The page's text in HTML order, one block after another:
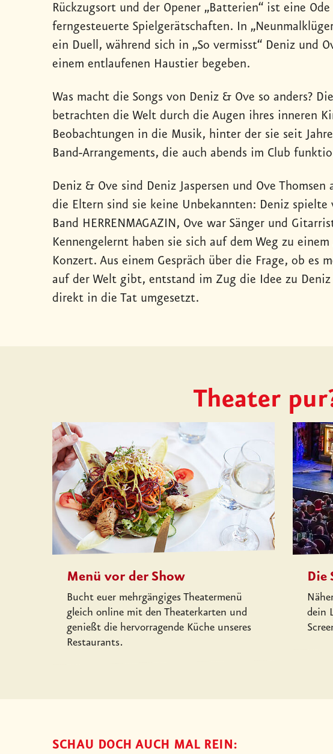
Rückzugsort und der Opener „Batterien“ ist eine
ferngesteuerte Spielgerätschaften. In
ein Duell, während sich in „So vermisst“ Deniz und
einem entlaufenen Haustier begeben.
Was macht die Songs von Deniz & Ove so anders?
betrachten die Welt durch die Augen ihres inneren
Beobachtungen in die Musik, hinter der sie seit
Band-Arrangements, die auch abends im Club
Deniz & Ove sind Deniz Jaspersen und Ove
die Eltern sind sie keine Unbekannten: Deniz spielte
Band HERRENMAGAZIN, Ove war Sänger und
Kennengelernt haben sie sich auf dem Weg zu
Konzert. Aus einem Gespräch über die Frage, ob es
auf der Welt gibt, entstand im Zug die Idee zu
direkt in die Tat umgesetzt.
Theater
Menü vor der Show
Bucht euer mehrgängiges Theatermenü
gleich online mit den Theaterkarten und
genießt die hervorragende Küche unseres
Restaurants.
Die
dein
SCHAU DOCH AUCH MAL REIN: